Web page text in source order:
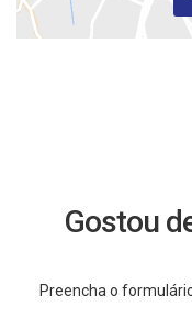
Gostou
Preencha o